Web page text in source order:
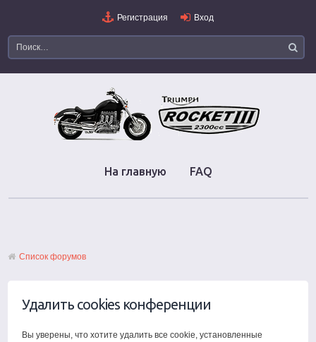
Регистрация Вход
На главную FAQ
Список форумов
Удалить cookies конференции
Вы уверены, что хотите удалить все cookie, установленные